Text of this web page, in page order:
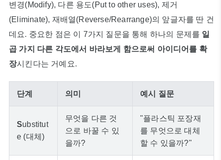
변경(Modify), 다른 용도(Put to other uses), 제거
(Eliminate), 재배열(Reverse/Rearrange)의 앞글자를 딴 건
데요. 중요한 점은 이 7가지 질문을 통해 하나의 문제를 일
곱 가지 다른 각도에서 바라보게 함으로써 아이디어를 확
장시킨다는 거예요.
단계 의미 예시 질문
Substitut
e (대체)
무엇을 다른 것
으로 바꿀 수 있
을까?
"플라스틱 포장재
를 무엇으로 대체
할 수 있을까?"